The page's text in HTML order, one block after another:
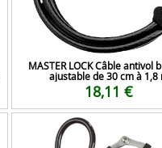
MASTER LOCK Câble antivol
ajustable de 30 cm à 1,8
18,11 €